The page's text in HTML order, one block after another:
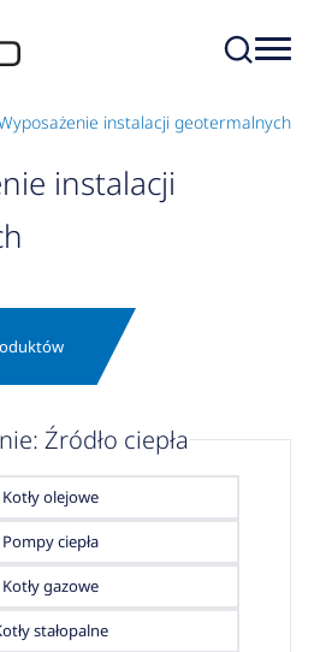
instalacji geotermalnych
instalacji
Źródło ciepła
Kotły olejowe
Pompy ciepła
Kotły gazowe
stałopalne